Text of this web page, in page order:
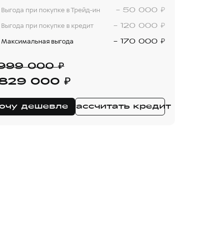
Выгода при покупке в Трейд-ин - 50 000 ₽
Выгода при покупке в кредит - 120 000 ₽
Максимальная выгода - 170 000 ₽
000₽
000 ₽
дешевле Рассчитать кредит